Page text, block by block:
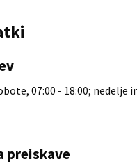
07:00 - 18:00; nedelje
preiskave